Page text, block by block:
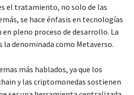
el tratamiento, no solo de las
se hace énfasis en tecnologías
pleno proceso de desarrollo. La
la denominada como Metaverso.
más hablados, ya que los
y las criptomonedas sostienen